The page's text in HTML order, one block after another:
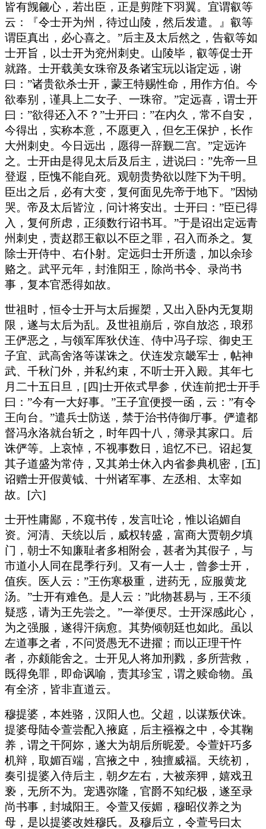
皆有觊觎心，若出臣，正是剪陛下羽翼。宜谓叡等
云：『令士开为州，待过山陵，然后发遣。』叡等
谓臣真出，必心喜之。”后主及太后然之，告叡等如
士开旨，以士开为兖州刺史。山陵毕，叡等促士开
就路。士开载美女珠帘及条诸宝玩以诣定远，谢
曰：”诸贵欲杀士开，蒙王特赐性命，用作方伯。今
欲奉别，谨具上二女子、一珠帘。”定远喜，谓士开
曰：”欲得还入不？”士开曰：”在内久，常不自安，
今得出，实称本意，不愿更入，但乞王保护，长作
大州刺史。今日远出，愿得一辞觐二宫。”定远许
之。士开由是得见太后及后主，进说曰：”先帝一旦
登遐，臣愧不能自死。观朝贵势欲以陛下为干明。
臣出之后，必有大变，复何面见先帝于地下。”因恸
哭。帝及太后皆泣，问计将安出。士开曰：”臣已得
入，复何所虑，正须数行诏书耳。”于是诏出定远青
州刺史，责赵郡王叡以不臣之罪，召入而杀之。复
除士开侍中、右仆射。定远归士开所遗，加以余珍
赂之。武平元年，封淮阳王，除尚书令、录尚书
事，复本官悉得如故。
世祖时，恒令士开与太后握槊，又出入卧内无复期
限，遂与太后为乱。及世祖崩后，弥自放恣，琅邪
王俨恶之，与领军厍狄伏连、侍中冯子琮、御史王
子宜、武高舍洛等谋诛之。伏连发京畿军士，帖神
武、千秋门外，并私约束，不听士开入殿。其年七
月二十五日旦，[四]士开依式早参，伏连前把士开手
曰：”今有一大好事。”王子宜便授一函，云：”有令
王向台。”遣兵士防送，禁于治书侍御厅事。俨遣都
督冯永洛就台斩之，时年四十八，簿录其家口。后
诛俨等。上哀悼，不视事数日，追忆不已。诏起复
其子道盛为常侍，又其弟士休入内省参典机密，[五]
诏赠士开假黄钺、十州诸军事、左丞相、太宰如
故。[六]
士开性庸鄙，不窥书传，发言吐论，惟以谄媚自
资。河清、天统以后，威权转盛，富商大贾朝夕填
门，朝士不知廉耻者多相附会，甚者为其假子，与
市道小人同在昆季行列。又有一人士，曾参士开，
值疾。医人云：”王伤寒极重，进药无，应服黄龙
汤。”士开有难色。是人云：”此物甚易与，王不须
疑惑，请为王先尝之。”一举便尽。士开深感此心，
为之强服，遂得汗病愈。其势倾朝廷也如此。虽以
左道事之者，不问贤愚无不进擢；而以正理干忤
者，亦颇能舍之。士开见人将加刑戮，多所营救，
既得免罪，即命讽喻，责其珍宝，谓之赎命物。虽
有全济，皆非直道云。
穆提婆，本姓骆，汉阳人也。父超，以谋叛伏诛。
提婆母陆令萱尝配入掖庭，后主襁褓之中，令其鞠
养，谓之干阿妳，遂大为胡后所昵爱。令萱奸巧多
机辩，取媚百端，宫掖之中，独擅威福。天统初，
奏引提婆入侍后主，朝夕左右，大被亲狎，嬉戏丑
亵，无所不为。宠遇弥隆，官爵不知纪极，遂至录
尚书事，封城阳王。令萱又佞媚，穆昭仪养之为
母，是以提婆改姓穆氏。及穆后立，令萱号曰太